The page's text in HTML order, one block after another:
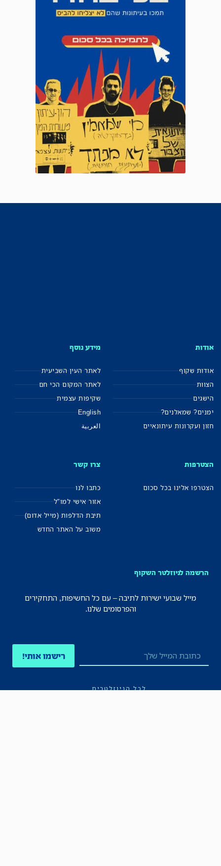
אודות
אודות שקוף
הצוות
הישגים
ימנים? שמאלנים?
חזון ועקרונות עיתונאיים
מידע נוסף
לאתר העין השביעית
לאתר המקום הכי חם
שקיפות עצמית
English
العربية
הצטרפות
הצטרפו אלינו בכל סכום
צרו קשר
כתבו לנו
אזור אישי למו"ל
תיבת הדלפות (מייל אדום)
משוב על האתר החדש
הרשמה לניוזלטר השקוף
מייל שבועי ישירות לתיבה – עם כל החשיפות, התחקירים
והפרסומים שלנו.
רישמו אותי!
לכל הניוזלטרים